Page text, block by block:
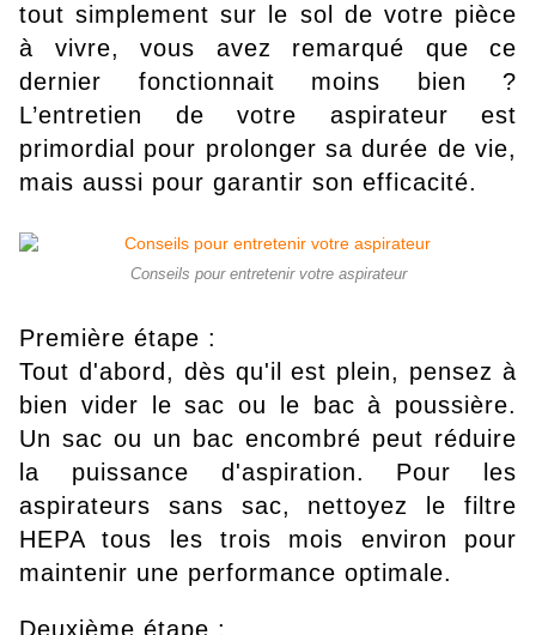
tout simplement sur le sol de votre pièce
à vivre, vous avez remarqué que ce
dernier fonctionnait moins bien ?
L’entretien de votre aspirateur est
primordial pour prolonger sa durée de vie,
mais aussi pour garantir son efficacité.
Conseils pour entretenir votre aspirateur
Première étape :
Tout d'abord, dès qu'il est plein, pensez à
bien vider le sac ou le bac à poussière.
Un sac ou un bac encombré peut réduire
la puissance d'aspiration. Pour les
aspirateurs sans sac, nettoyez le filtre
HEPA tous les trois mois environ pour
maintenir une performance optimale.
Deuxième étape :